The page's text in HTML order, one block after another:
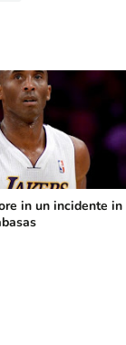
in un incidente in